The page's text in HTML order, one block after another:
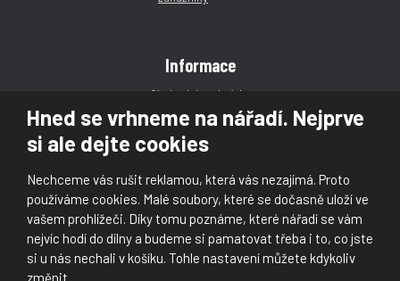
Hned se vrhneme na nářadí. Nejprve
si ale dejte cookies
Nechceme vás rušit reklamou, která vás nezajímá. Proto
používáme cookies. Malé soubory, které se dočasně uloží ve
vašem prohlížeči. Díky tomu poznáme, které nářadí se vám
nejvíc hodí do dílny a budeme si pamatovat třeba i to, co jste
si u nás nechali v košíku. Tohle nastavení můžete kdykoliv
změnit.
Informace
Obchodní podmínky
Reklamace
Magazín
Kontakt